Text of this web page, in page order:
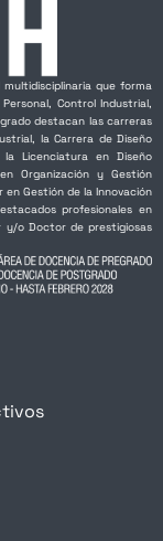
que forma
Control Industrial,
destacan las carreras
la Carrera de Diseño
Licenciatura en Diseño
Organización y Gestión
Gestión de la Innovación
profesionales en
y/o Doctor de prestigiosas